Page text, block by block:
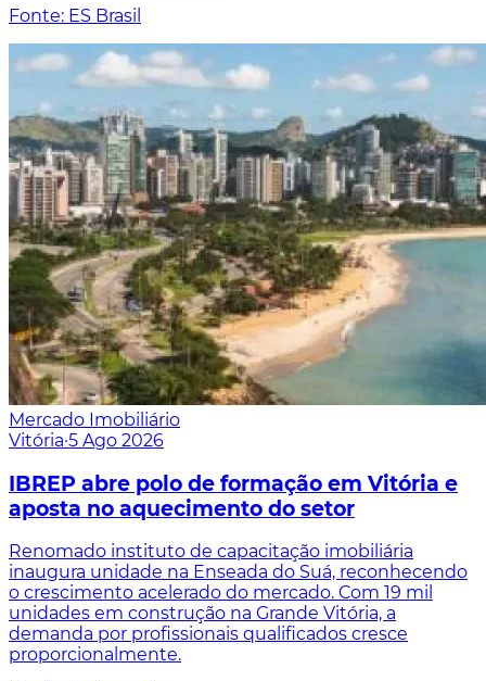
Fonte: ES Brasil
Mercado Imobiliário
Vitória·5 Ago 2026
IBREP abre polo de formação em Vitória e
aposta no aquecimento do setor
Renomado instituto de capacitação imobiliária
inaugura unidade na Enseada do Suá, reconhecendo
o crescimento acelerado do mercado. Com 19 mil
unidades em construção na Grande Vitória, a
demanda por profissionais qualificados cresce
proporcionalmente.